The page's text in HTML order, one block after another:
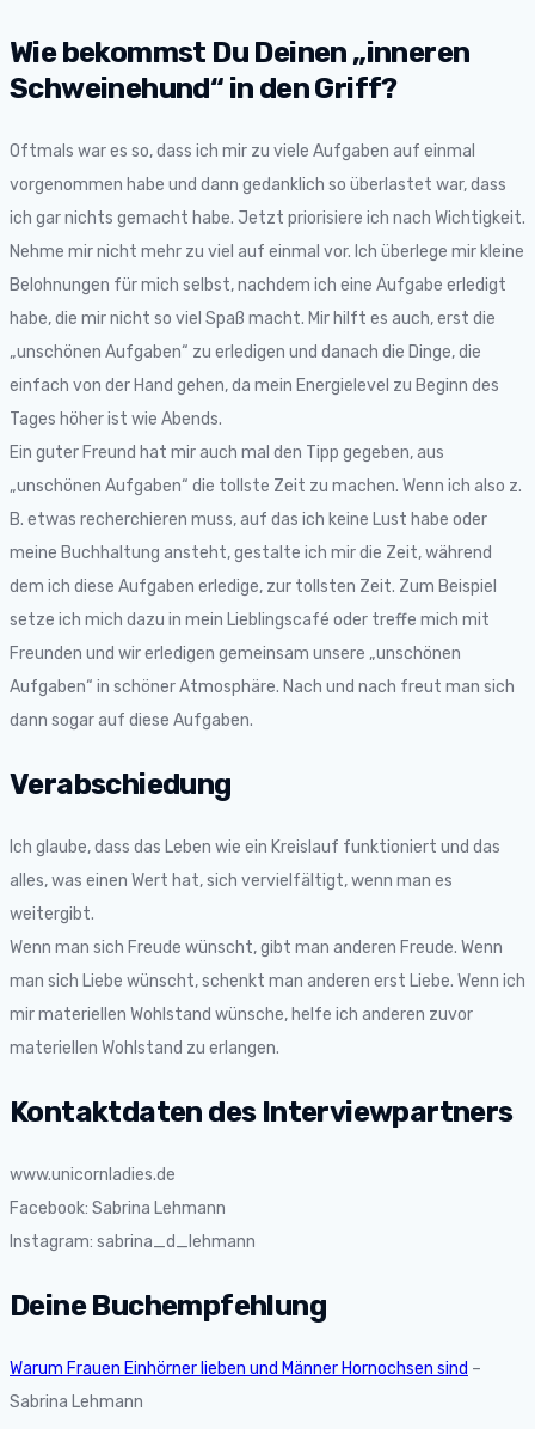
Wie bekommst Du Deinen „inneren
Schweinehund“ in den Griff?
Oftmals war es so, dass ich mir zu viele Aufgaben auf einmal
vorgenommen habe und dann gedanklich so überlastet war, dass
ich gar nichts gemacht habe. Jetzt priorisiere ich nach Wichtigkeit.
Nehme mir nicht mehr zu viel auf einmal vor. Ich überlege mir kleine
Belohnungen für mich selbst, nachdem ich eine Aufgabe erledigt
habe, die mir nicht so viel Spaß macht. Mir hilft es auch, erst die
„unschönen Aufgaben“ zu erledigen und danach die Dinge, die
einfach von der Hand gehen, da mein Energielevel zu Beginn des
Tages höher ist wie Abends.
Ein guter Freund hat mir auch mal den Tipp gegeben, aus
„unschönen Aufgaben“ die tollste Zeit zu machen. Wenn ich also z.
B. etwas recherchieren muss, auf das ich keine Lust habe oder
meine Buchhaltung ansteht, gestalte ich mir die Zeit, während
dem ich diese Aufgaben erledige, zur tollsten Zeit. Zum Beispiel
setze ich mich dazu in mein Lieblingscafé oder treffe mich mit
Freunden und wir erledigen gemeinsam unsere „unschönen
Aufgaben“ in schöner Atmosphäre. Nach und nach freut man sich
dann sogar auf diese Aufgaben.
Verabschiedung
Ich glaube, dass das Leben wie ein Kreislauf funktioniert und das
alles, was einen Wert hat, sich vervielfältigt, wenn man es
weitergibt.
Wenn man sich Freude wünscht, gibt man anderen Freude. Wenn
man sich Liebe wünscht, schenkt man anderen erst Liebe. Wenn ich
mir materiellen Wohlstand wünsche, helfe ich anderen zuvor
materiellen Wohlstand zu erlangen.
Kontaktdaten des Interviewpartners
www.unicornladies.de
Facebook: Sabrina Lehmann
Instagram: sabrina_d_lehmann
Deine Buchempfehlung
Warum Frauen Einhörner lieben und Männer Hornochsen sind –
Sabrina Lehmann